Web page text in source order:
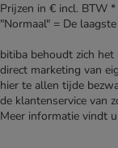
Prijzen in € incl. BTW *
"Normaal" = De
bitiba behoudt zich
direct marketing van
hier te allen tijde
de klantenservice van
Meer informatie vindt u